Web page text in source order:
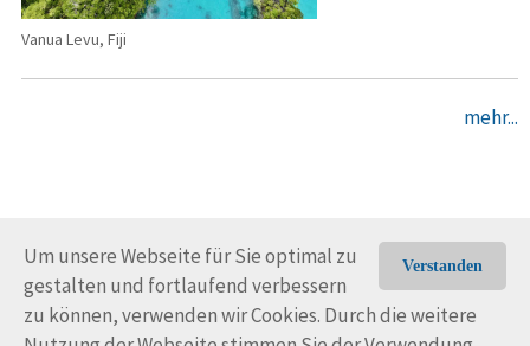
Verstanden
Um unsere Webseite für Sie optimal zu
gestalten und fortlaufend verbessern
zu können, verwenden wir Cookies. Durch die weitere
Vanua Levu, Fiji
mehr...
© Trans-Ocean e.V. 2010-2026 Impressum
Nutzungsbedingungen
Rechtliche Hinweise